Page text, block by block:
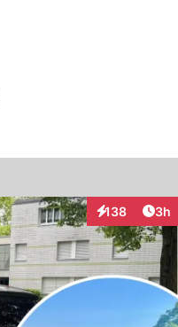
138
Interaktionen
3h